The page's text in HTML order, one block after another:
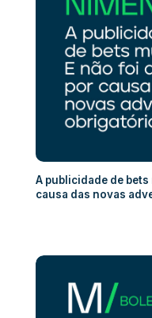
A publicidade de
causa das novas